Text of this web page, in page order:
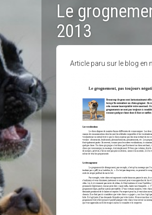
Le
2013
Article paru sur le blog en